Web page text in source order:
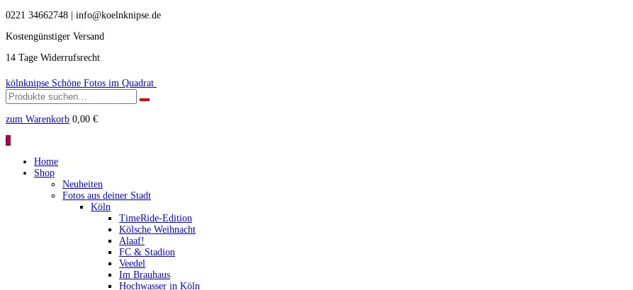
0221 34662748 | info@koelnknipse.de
Kostengünstiger Versand
14 Tage Widerrufsrecht
kölnknipse Schöne Fotos im Quadrat
Suchen
nach:
zum Warenkorb 0,00 €
0
Home
Shop
Neuheiten
Fotos aus deiner Stadt
Köln
TimeRide-Edition
Kölsche Weihnacht
Alaaf!
FC & Stadion
Veedel
Im Brauhaus
Hochwasser in Köln